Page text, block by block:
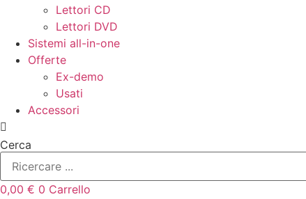
Lettori CD
Lettori DVD
Sistemi all-in-one
Offerte
Ex-demo
Usati
Accessori
Cerca
0,00 € 0 Carrello